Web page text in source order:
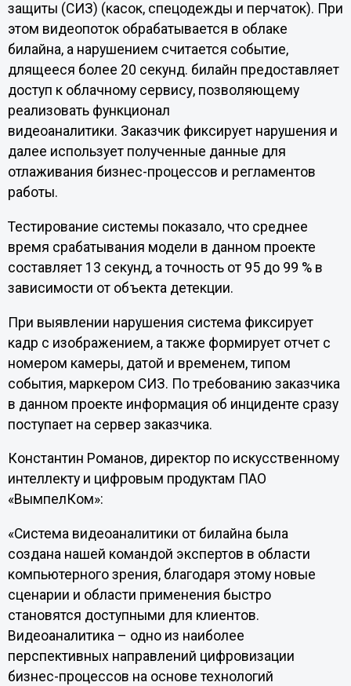
защиты (СИЗ) (касок, спецодежды и перчаток). При
этом видеопоток обрабатывается в облаке
билайна, а нарушением считается событие,
длящееся более 20 секунд. билайн предоставляет
доступ к облачному сервису, позволяющему
реализовать функционал
видеоаналитики. Заказчик фиксирует нарушения и
далее использует полученные данные для
отлаживания бизнес-процессов и регламентов
работы.
Тестирование системы показало, что среднее
время срабатывания модели в данном проекте
составляет 13 секунд, а точность от 95 до 99 % в
зависимости от объекта детекции.
При выявлении нарушения система фиксирует
кадр с изображением, а также формирует отчет с
номером камеры, датой и временем, типом
события, маркером СИЗ. По требованию заказчика
в данном проекте информация об инциденте сразу
поступает на сервер заказчика.
Константин Романов, директор по искусственному
интеллекту и цифровым продуктам ПАО
«ВымпелКом»:
«Система видеоаналитики от билайна была
создана нашей командой экспертов в области
компьютерного зрения, благодаря этому новые
сценарии и области применения быстро
становятся доступными для клиентов.
Видеоаналитика – одно из наиболее
перспективных направлений цифровизации
бизнес-процессов на основе технологий